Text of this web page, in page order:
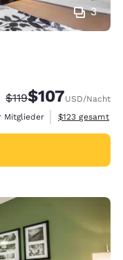
3
Durchgestrichener
$119Vergünstigter
$107USD/Nacht
Mitglieder
Geschätzte
$123 gesamt